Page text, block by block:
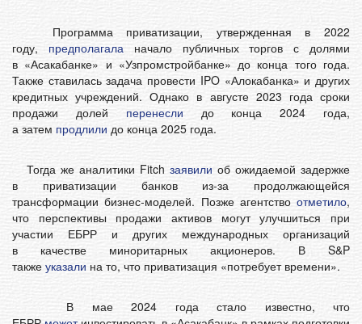
Программа приватизации, утвержденная в 2022
году, предполагаланачало публичных торгов с долями
в «Асакабанке» и «Узпромстройбанке» до конца того года.
Также ставилась задача провести IPO «Алокабанка» и других
кредитных учреждений. Однако в августе 2023 года сроки
продажи долей перенесли до конца 2024 года,
а затем продлили до конца 2025 года.
Тогда же аналитики Fitch заявили об ожидаемой задержке
в приватизации банков из-за продолжающейся
трансформации бизнес-моделей. Позже агентство отметило,
что перспективы продажи активов могут улучшиться при
участии ЕБРР и других международных организаций
в качестве миноритарных акционеров. В S&P
также указали на то, что приватизация «потребует времени».
В мае 2024 года стало известно, что